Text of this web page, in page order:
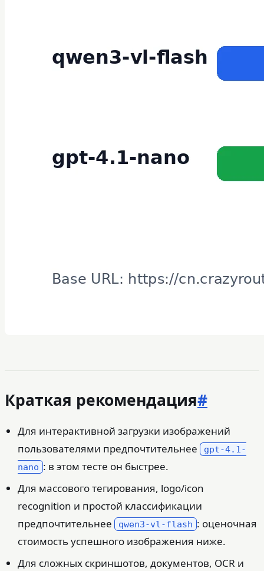
Краткая рекомендация#
Для интерактивной загрузки изображений
пользователями предпочтительнее
gpt-4.1-
nano : в этом тесте он быстрее.
Для массового тегирования, logo/icon
recognition и простой классификации
предпочтительнее
qwen3-vl-flash : оценочная
стоимость успешного изображения ниже.
Для сложных скриншотов, документов, OCR и